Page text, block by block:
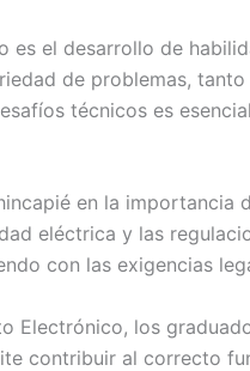
el desarrollo de
de problemas,
técnicos es
en la
eléctrica y las
con las exigencias
Electrónico, los
contribuir al correcto